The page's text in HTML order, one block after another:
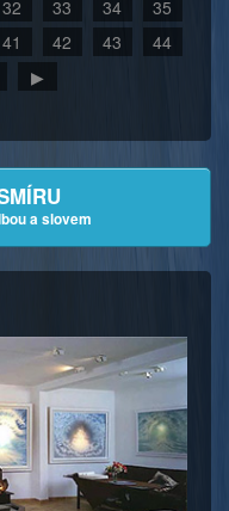
32 33 34
35
41 42 43
44
▶
a slovem